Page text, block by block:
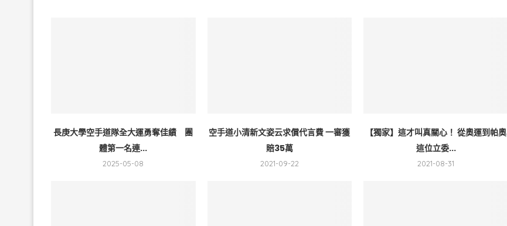
長庚大學空手道隊全大運勇奪佳績 團
體第一名連...
2025-05-08
空手道小清新文姿云求償代言費 一審獲
賠35萬
2021-09-22
【獨家】這才叫真關心！ 從奧運到帕奧
這位立委...
2021-08-31